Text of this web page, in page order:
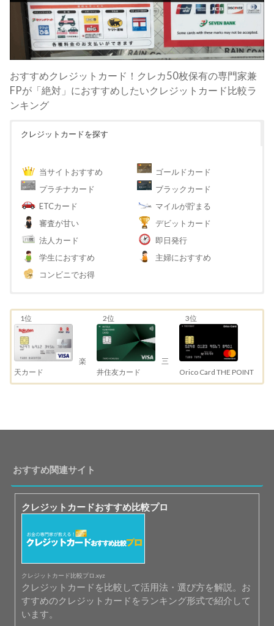
おすすめクレジットカード！クレカ50枚保有の専門家兼
FPが「絶対」におすすめしたいクレジットカード比較ラ
ンキング
クレジットカードを探す
当サイトおすすめ
ゴールドカード
プラチナカード
ブラックカード
ETCカード
マイルが貯まる
審査が甘い
デビットカード
法人カード
即日発行
学生におすすめ
主婦におすすめ
コンビニでお得
1位
楽
天カード
2位
三
井住友カード
3位
Orico Card THE POINT
おすすめ関連サイト
クレジットカードおすすめ比較プロ
クレジットカード比較プロ.xyz
クレジットカードを比較して活用法・選び方を解説。お
すすめのクレジットカードをランキング形式で紹介して
います。